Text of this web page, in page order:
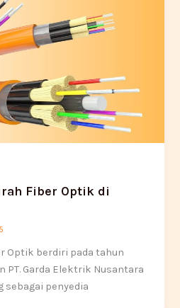
Fiber Optik di
Optik berdiri pada tahun
PT. Garda Elektrik Nusantara
sebagai penyedia